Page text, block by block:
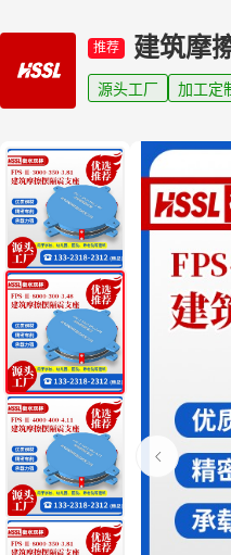
推荐 建筑摩
源头工厂 加工定